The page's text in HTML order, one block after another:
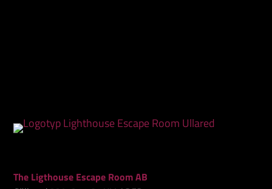
The Ligthouse Escape Room AB